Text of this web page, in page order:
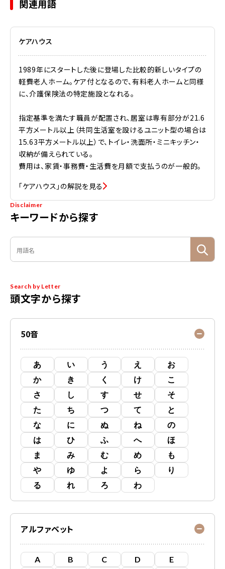
Disclaimer
キーワードから探す
Search by Letter
頭文字から探す
50音
あ い う え
お
か
き く け
こ
さ
し す せ
そ
た
ち つ て
と
な
に ぬ ね
の
は
ひ ふ へ
ほ
ま
み む め
も
や
ゆ よ ら
り
る
れ ろ わ
アルファベット
A B C D
E
関連用語
ケアハウス
1989年にスタートした後に登場した比較的新しいタイプの
軽費老人ホーム。ケア付となるので、有料老人ホームと同様
に、介護保険法の特定施設となれる。
指定基準を満たす職員が配置され、居室は専有部分が21.6
平方メートル以上（共同生活室を設けるユニット型の場合は
15.63平方メートル以上）で、トイレ・洗面所・ミニキッチン・
収納が備えられている。
費用は、家賃・事務費・生活費を月額で支払うのが一般的。
「ケアハウス」の解説を見る